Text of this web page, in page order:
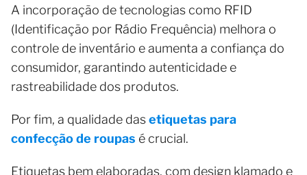
A incorporação de tecnologias como RFID
(Identificação por Rádio Frequência) melhora o
controle de inventário e aumenta a confiança do
consumidor, garantindo autenticidade e
rastreabilidade dos produtos.
Por fim, a qualidade dasetiquetas para
confecção de roupas é crucial.
Etiquetas bem elaboradas, com design klamado e